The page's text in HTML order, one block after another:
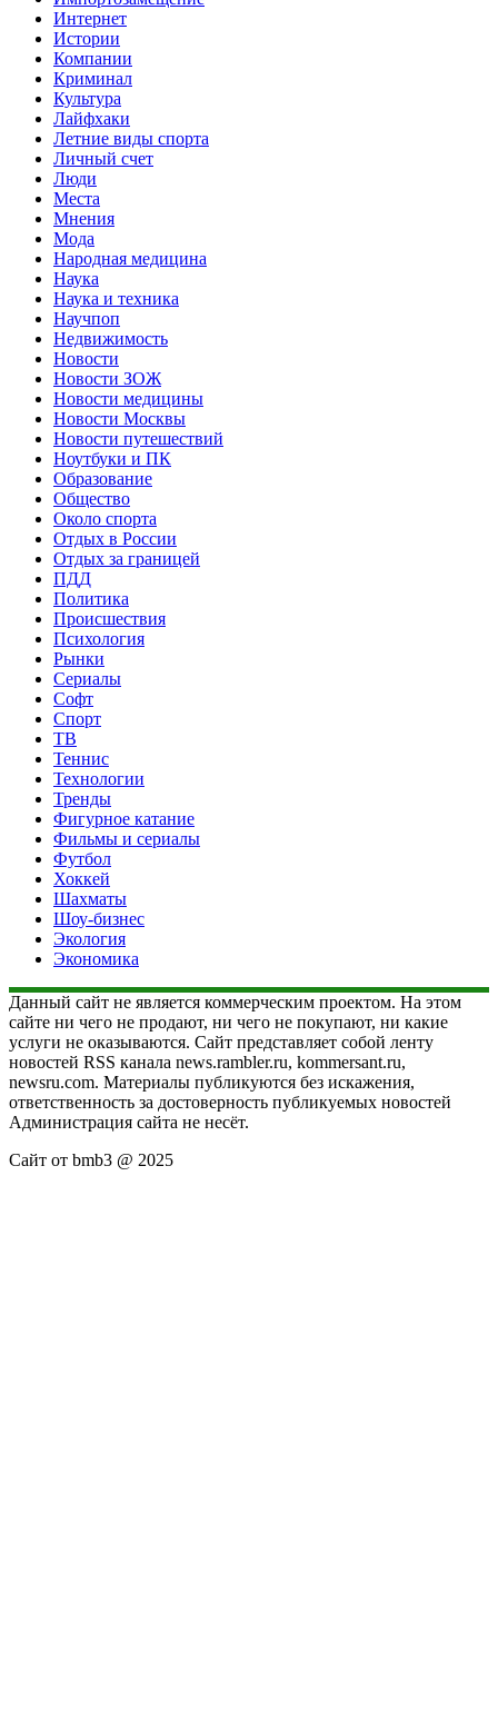
Интернет
Истории
Компании
Криминал
Культура
Лайфхаки
Летние виды спорта
Личный счет
Люди
Места
Мнения
Мода
Народная медицина
Наука
Наука и техника
Научпоп
Недвижимость
Новости
Новости ЗОЖ
Новости медицины
Новости Москвы
Новости путешествий
Ноутбуки и ПК
Образование
Общество
Около спорта
Отдых в России
Отдых за границей
ПДД
Политика
Происшествия
Психология
Рынки
Сериалы
Софт
Спорт
ТВ
Теннис
Технологии
Тренды
Фигурное катание
Фильмы и сериалы
Футбол
Хоккей
Шахматы
Шоу-бизнес
Экология
Экономика
Данный сайт не является коммерческим проектом. На этом
сайте ни чего не продают, ни чего не покупают, ни какие
услуги не оказываются. Сайт представляет собой ленту
новостей RSS канала news.rambler.ru, kommersant.ru,
newsru.com. Материалы публикуются без искажения,
ответственность за достоверность публикуемых новостей
Администрация сайта не несёт.
Сайт от bmb3 @ 2025